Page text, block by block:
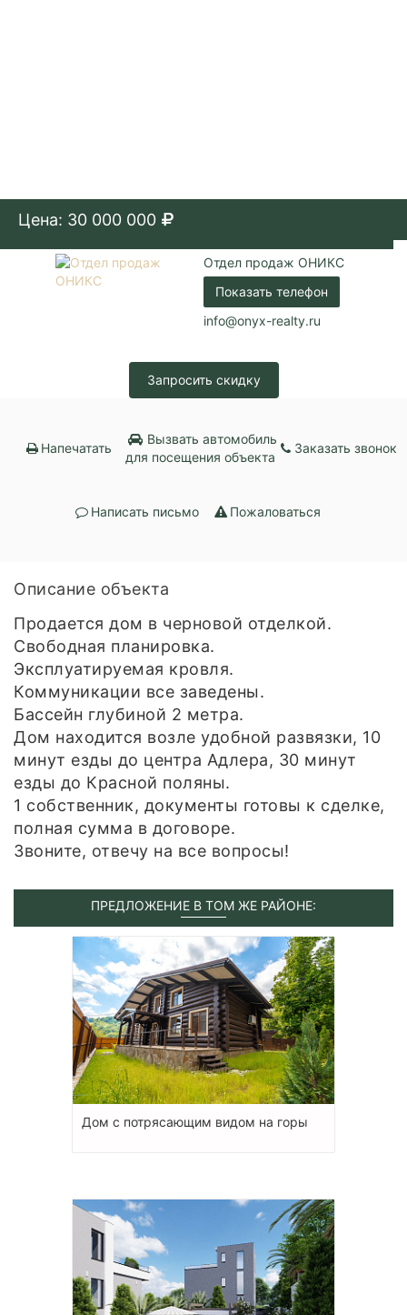
Цена: 30 000 000
Отдел продаж ОНИКС
Показать телефон
info@onyx-realty.ru
Запросить скидку
Напечатать
Вызвать автомобиль
для посещения объекта
Заказать звонок
Написать письмо Пожаловаться
Описание объекта
Продается дом в черновой отделкой.
Свободная планировка.
Эксплуатируемая кровля.
Коммуникации все заведены.
Бассейн глубиной 2 метра.
Дом находится возле удобной развязки, 10
минут езды до центра Адлера, 30 минут
езды до Красной поляны.
1 собственник, документы готовы к сделке,
полная сумма в договоре.
Звоните, отвечу на все вопросы!
ПРЕДЛОЖЕНИЕ В ТОМ ЖЕ РАЙОНЕ:
Дом с потрясающим видом на горы